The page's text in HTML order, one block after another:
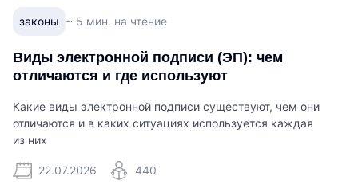
законы ~ 5 мин. на чтение
Виды электронной подписи (ЭП): чем
отличаются и где используют
Какие виды электронной подписи существуют, чем они
отличаются и в каких ситуациях используется каждая
из них
22.07.2026 440